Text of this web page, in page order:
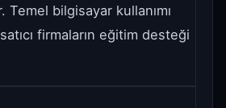
Temel bilgisayar kullanımı
firmaların eğitim desteği